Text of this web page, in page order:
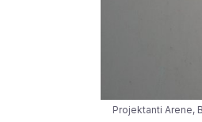
Projektanti Arene,